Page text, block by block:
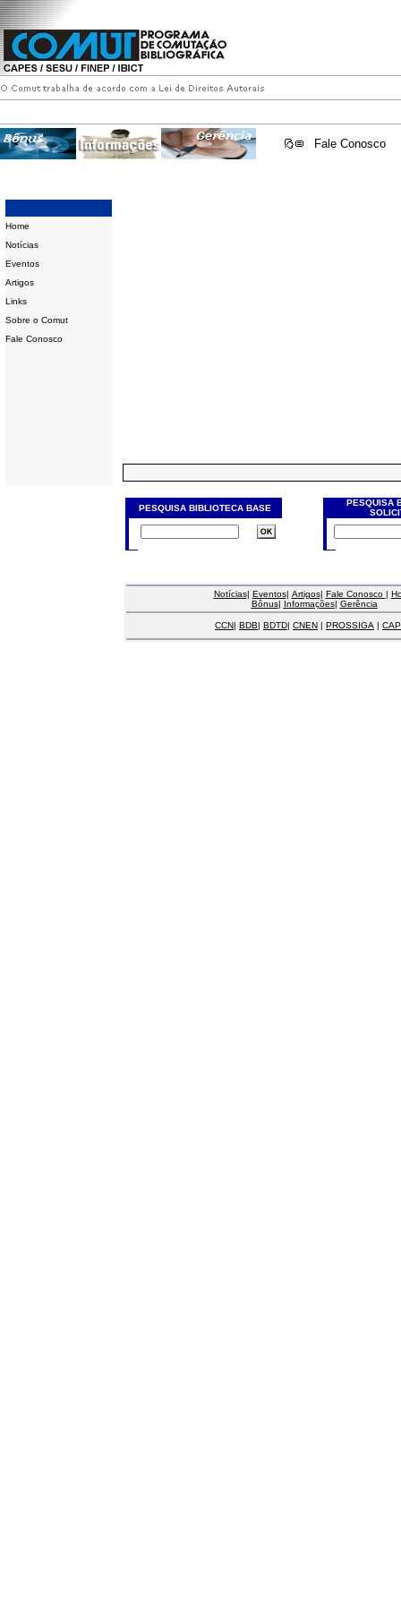
Fale Conosco
Home
Notícias
Eventos
Artigos
Links
Sobre o Comut
Fale Conosco
PESQUISA BIBLIOTECA BASE
PESQUISA
Notícias| Eventos| Artigos| Fale Conosco |
Bônus| Informações| Gerência
CCN| BDB| BDTD| CNEN | PROSSIGA |